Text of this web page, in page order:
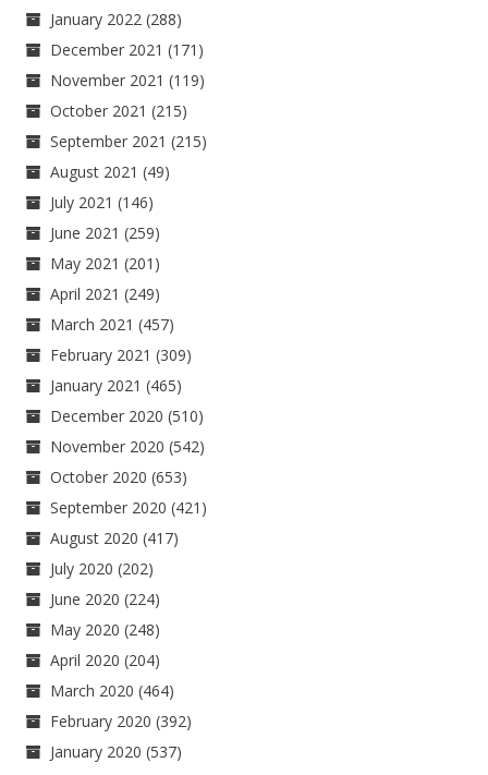
January 2022 (288)
December 2021 (171)
November 2021 (119)
October 2021 (215)
September 2021 (215)
August 2021 (49)
July 2021 (146)
June 2021 (259)
May 2021 (201)
April 2021 (249)
March 2021 (457)
February 2021 (309)
January 2021 (465)
December 2020 (510)
November 2020 (542)
October 2020 (653)
September 2020 (421)
August 2020 (417)
July 2020 (202)
June 2020 (224)
May 2020 (248)
April 2020 (204)
March 2020 (464)
February 2020 (392)
January 2020 (537)